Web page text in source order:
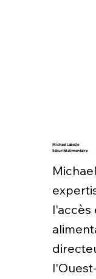
Michael Labelle
Sécurité alimentaire
l'accès